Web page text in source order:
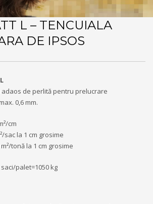
L – TENCUIALA
DE IPSOS
adaos de perlită pentru prelucrare
0,6 mm.
cm
sac la 1 cm grosime
la 1 cm grosime
saci/palet=1050 kg